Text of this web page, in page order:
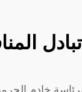
خادم